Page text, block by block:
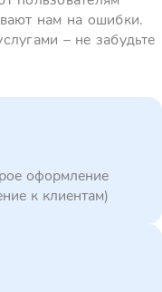
нам на ошибки.
– не забудьте
оформление
к клиентам)